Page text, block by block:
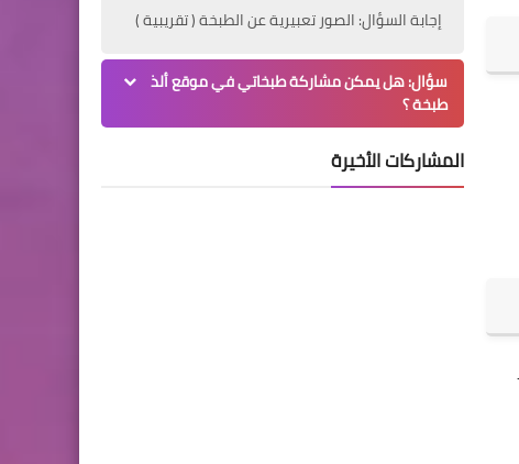
إجابة السؤال: الصور تعبيرية عن الطبخة ( تقريبية )
سؤال: هل يمكن مشاركة طبخاتي في موقع ألذ
طبخة ؟
المشاركات الأخيرة